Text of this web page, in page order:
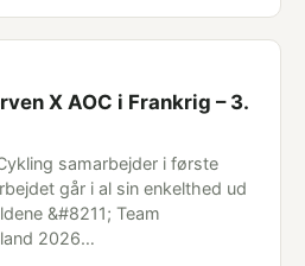
X AOC i Frankrig – 3.
samarbejder i første
går i al sin enkelthed ud
&#8211; Team
2026…